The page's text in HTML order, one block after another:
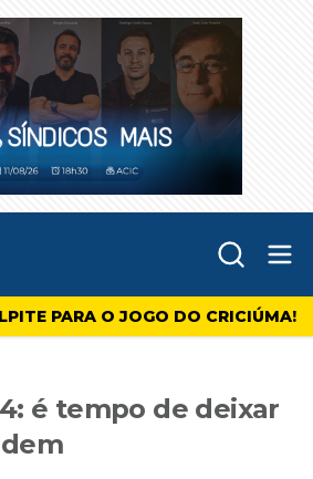
PARA O JOGO DO CRICIÚMA!
é tempo de deixar